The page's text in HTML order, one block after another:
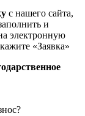
с нашего сайта,
и
электронную
«Заявка»